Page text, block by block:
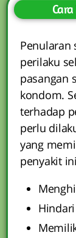
Penularan
perilaku
pasangan
kondom.
terhadap
perlu
yang
penyakit